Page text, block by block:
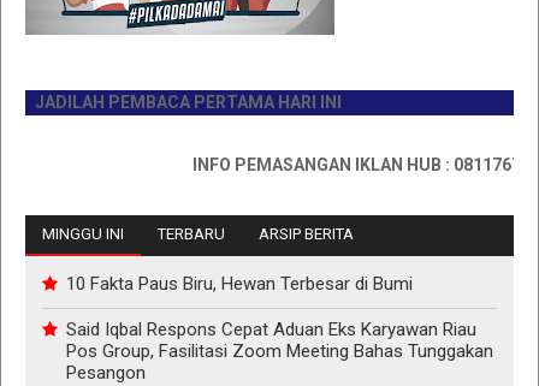
PEMBACA PERTAMA HARI INI
INFO PEMASANGAN IKLAN HUB : 0811767335
MINGGU INI TERBARU ARSIP BERITA
10 Fakta Paus Biru, Hewan Terbesar di Bumi
Said Iqbal Respons Cepat Aduan Eks Karyawan Riau
Pos Group, Fasilitasi Zoom Meeting Bahas Tunggakan
Pesangon